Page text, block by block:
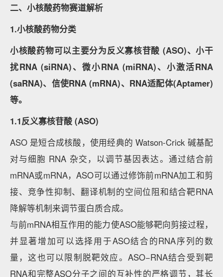
二、小核酸药物赛道解析
1.小核酸药物分类
小核酸药物可以主要分为反义寡核苷酸 (ASO)、小干
扰RNA (siRNA)、微小RNA (miRNA)、小激活RNA
(saRNA)、信使RNA (mRNA)、RNA适配体(Aptamer)
等。
1.1反义寡核苷酸 (ASO)
ASO 是短合成核酸，使用经典的 Watson-Crick 碱基配
对与细胞 RNA 杂交，以调节基因表达。通过结合前
mRNA或mRNA，ASO可以通过修饰前mRNA加工和剪
接、竞争性抑制、翻译机制的空间位阻和结合靶RNA
降解等机制来调节蛋白质合成。
与前mRNA相互作用的能力使ASO能够靶向剪接过程，
并显著增加可以选择用于ASO结合的RNA序列的数
量，这也可以限制脱靶效应。ASO−RNA结合受到靶
RNA和完整ASO分子之间的互补性的严格调节，其长